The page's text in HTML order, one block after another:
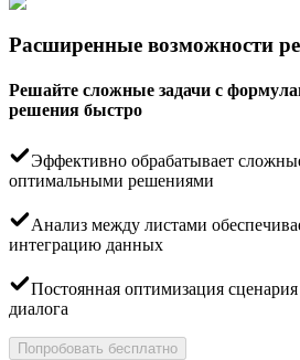
Расширенные возможности
Решайте сложные задачи с
решения быстро
Эффективно обрабатывает
оптимальными решениями
Анализ между листами
интеграцию данных
Постоянная оптимизация
диалога
Попробовать бесплатно